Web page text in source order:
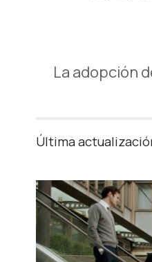
La adopción
Última